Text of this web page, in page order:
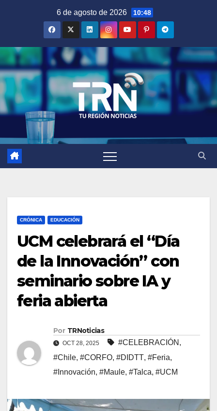
6 de agosto de 2026 10:48
CRÓNICA EDUCACIÓN
UCM celebrará el “Día
de la Innovación” con
seminario sobre IA y
feria abierta
Por TRNoticias
OCT 28, 2025 #CELEBRACIÓN ,
#Chile, #CORFO, #DIDTT, #Feria,
#Innovación, #Maule, #Talca, #UCM